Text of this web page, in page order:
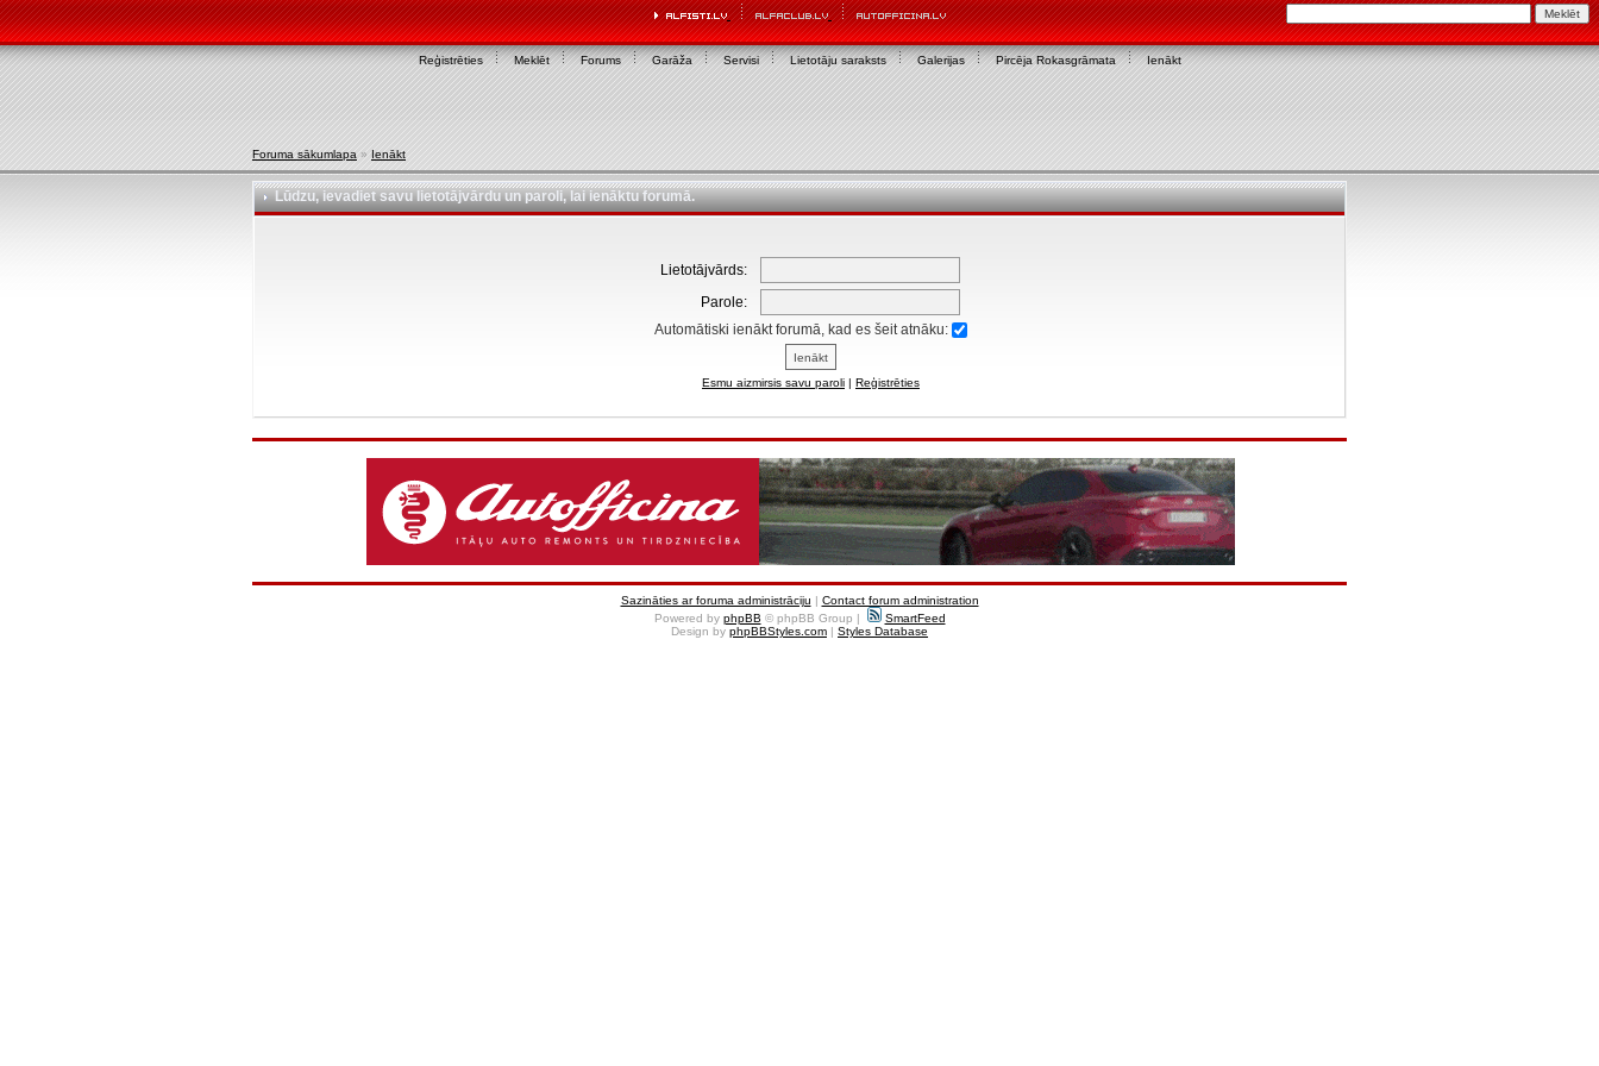
Reģistrēties Meklēt Forums Garāža Servisi Lietotāju saraksts Galerijas Pircēja Rokasgrāmata Ienākt
Foruma sākumlapa » Ienākt
Lūdzu, ievadiet savu lietotājvārdu un paroli, lai ienāktu forumā.
Lietotājvārds:
Parole:
Automātiski ienākt forumā, kad es šeit atnāku:
Esmu aizmirsis savu paroli | Reģistrēties
Sazināties ar foruma administrāciju | Contact forum administration
Powered by phpBB © phpBB Group |
SmartFeed
Design by phpBBStyles.com | Styles Database